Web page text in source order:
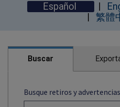
Español
繁體
Buscar
Busque retiros y